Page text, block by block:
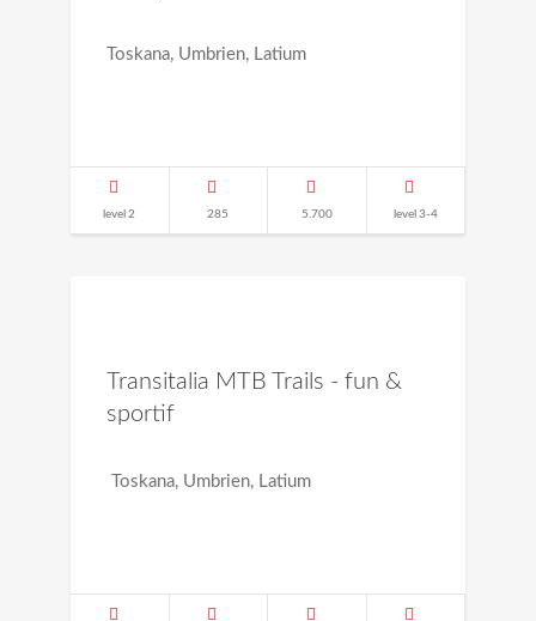
Toskana, Umbrien, Latium
level 2 285 5.700 level 3-4
Transitalia MTB Trails - fun &
sportif
Toskana, Umbrien, Latium